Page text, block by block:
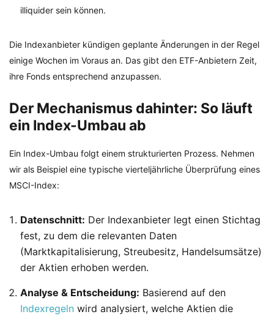
illiquider sein können.
Die Indexanbieter kündigen geplante Änderungen in der Regel
einige Wochen im Voraus an. Das gibt den ETF-Anbietern Zeit,
ihre Fonds entsprechend anzupassen.
Der Mechanismus dahinter: So läuft
ein Index-Umbau ab
Ein Index-Umbau folgt einem strukturierten Prozess. Nehmen
wir als Beispiel eine typische vierteljährliche Überprüfung eines
MSCI-Index:
Datenschnitt: Der Indexanbieter legt einen Stichtag
fest, zu dem die relevanten Daten
(Marktkapitalisierung, Streubesitz, Handelsumsätze)
der Aktien erhoben werden.
Analyse & Entscheidung: Basierend auf den
Indexregeln wird analysiert, welche Aktien die